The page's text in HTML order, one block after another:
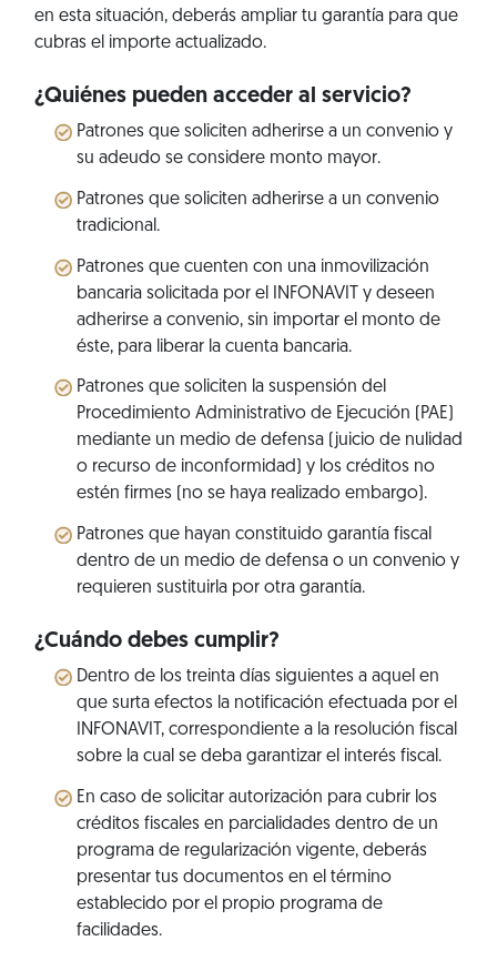
en esta situación, deberás ampliar tu garantía para que
cubras el importe actualizado.
¿Quiénes pueden acceder al servicio?
Patrones que soliciten adherirse a un convenio y
su adeudo se considere monto mayor.
Patrones que soliciten adherirse a un convenio
tradicional.
Patrones que cuenten con una inmovilización
bancaria solicitada por el INFONAVIT y deseen
adherirse a convenio, sin importar el monto de
éste, para liberar la cuenta bancaria.
Patrones que soliciten la suspensión del
Procedimiento Administrativo de Ejecución (PAE)
mediante un medio de defensa (juicio de nulidad
o recurso de inconformidad) y los créditos no
estén firmes (no se haya realizado embargo).
Patrones que hayan constituido garantía fiscal
dentro de un medio de defensa o un convenio y
requieren sustituirla por otra garantía.
¿Cuándo debes cumplir?
Dentro de los treinta días siguientes a aquel en
que surta efectos la notificación efectuada por el
INFONAVIT, correspondiente a la resolución fiscal
sobre la cual se deba garantizar el interés fiscal.
En caso de solicitar autorización para cubrir los
créditos fiscales en parcialidades dentro de un
programa de regularización vigente, deberás
presentar tus documentos en el término
establecido por el propio programa de
facilidades.